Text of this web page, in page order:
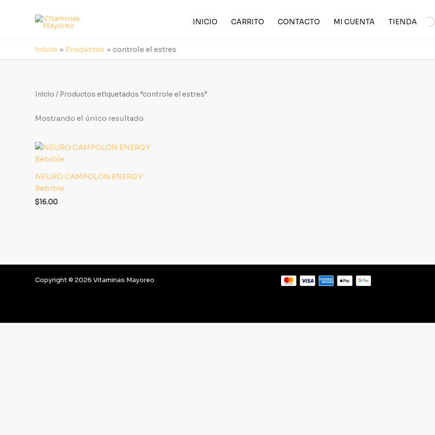
INICIO CARRITO CONTACTO MI CUENTA TIENDA
Inicio Productos controle el estres
Inicio / Productos etiquetados “controle el estres”
Mostrando el único resultado
NEURO CAMPOLON ENERGY
Bebible
$16.00
Copyright © 2026 Vitaminas Mayoreo